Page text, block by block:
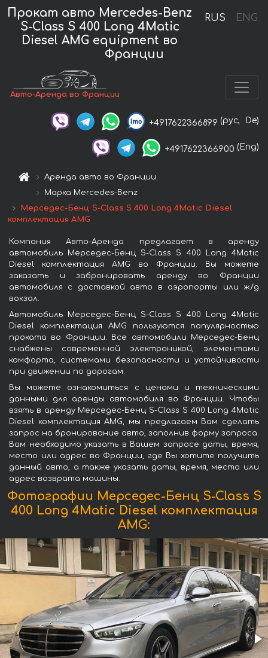
RUS ENG
Прокат авто Mercedes-Benz
S-Class S 400 Long 4Matic
Diesel AMG equipment во
Франции
Авто-Аренда во Франции
+4917622366899 (рус, De)
+4917622366900 (Eng)
Аренда авто во Франции
Марка Mercedes-Benz
Мерседес-Бенц S-Class S 400 Long 4Matic Diesel
комплектация AMG
Компания Авто-Аренда предлагает в аренду
автомобиль Мерседес-Бенц S-Class S 400 Long 4Matic
Diesel комплектация AMG во Франции. Вы можете
заказать и забронировать аренду во Франции
автомобиля с доставкой авто в аэропорты или ж/д
вокзал.
Автомобиль Мерседес-Бенц S-Class S 400 Long 4Matic
Diesel комплектация AMG пользуются популярностью
проката во Франции. Все автомобили Мерседес-Бенц
снабжены современной электроникой, элементами
комфорта, системами безопасности и устойчивости
при движении по дорогам.
Вы можете ознакомиться с ценами и техническими
данными для аренды автомобиля во Франции. Чтобы
взять в аренду Мерседес-Бенц S-Class S 400 Long 4Matic
Diesel комплектация AMG, мы предлагаем Вам сделать
запрос на бронирование авто, заполнив форму запроса.
Вам необходимо указать в Вашем запросе даты, время,
место или адрес во Франции, где Вы хотите получить
данный авто, а также указать даты, время, место или
адрес возврата машины.
Фотографии Мерседес-Бенц S-Class S
400 Long 4Matic Diesel комплектация
AMG: